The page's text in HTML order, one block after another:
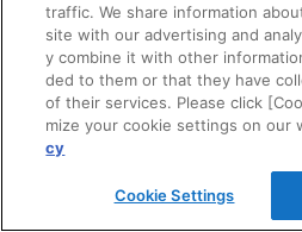
システム
公共・商業施設
traffic. We share information
site with our advertising and
y combine it with other
ded to them or that they have
of their services. Please click
mize your cookie settings on our
cy
Cookie Settings